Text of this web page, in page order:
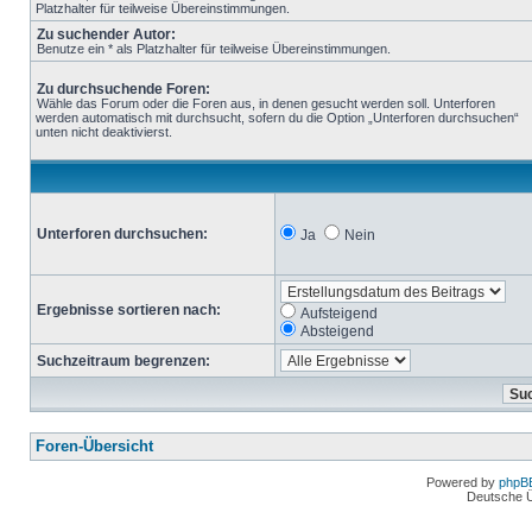
Platzhalter für teilweise Übereinstimmungen.
Zu suchender Autor:
Benutze ein * als Platzhalter für teilweise Übereinstimmungen.
Zu durchsuchende Foren:
Wähle das Forum oder die Foren aus, in denen gesucht werden soll. Unterforen
werden automatisch mit durchsucht, sofern du die Option „Unterforen durchsuchen“
unten nicht deaktivierst.
Unterforen durchsuchen: Ja Nein
Ergebnisse sortieren nach:
Aufsteigend
Absteigend
Suchzeitraum begrenzen:
Foren-Übersicht
Powered by
Deutsche